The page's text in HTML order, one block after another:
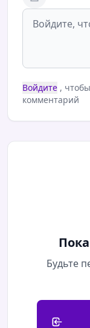
Войдите ,
комментарий
Будьте